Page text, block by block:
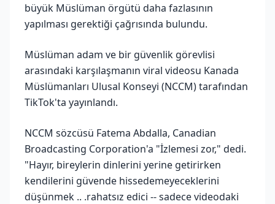
büyük Müslüman örgütü daha fazlasının
yapılması gerektiği çağrısında bulundu.
Müslüman adam ve bir güvenlik görevlisi
arasındaki karşılaşmanın viral videosu Kanada
Müslümanları Ulusal Konseyi (NCCM) tarafından
TikTok'ta yayınlandı.
NCCM sözcüsü Fatema Abdalla, Canadian
Broadcasting Corporation'a "İzlemesi zor," dedi.
"Hayır, bireylerin dinlerini yerine getirirken
kendilerini güvende hissedemeyeceklerini
düşünmek .. .rahatsız edici -- sadece videodaki